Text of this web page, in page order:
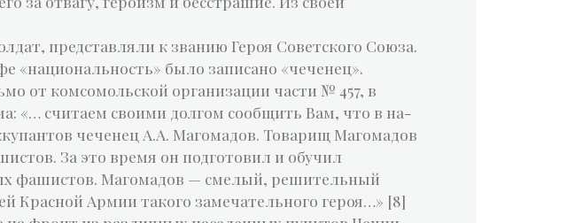
представляли к званию Героя Советского Союза.
«национальность» было записано «чеченец».
от комсомольской организации части № 457, в
«… считаем своими долгом сообщить Вам, что в на-
чеченец А.А. Магомадов. Товарищ Магомадов
За это время он подготовил и обучил
фашистов. Магомадов — смелый, решительный
Красной Армии такого замечательного героя…» [8]